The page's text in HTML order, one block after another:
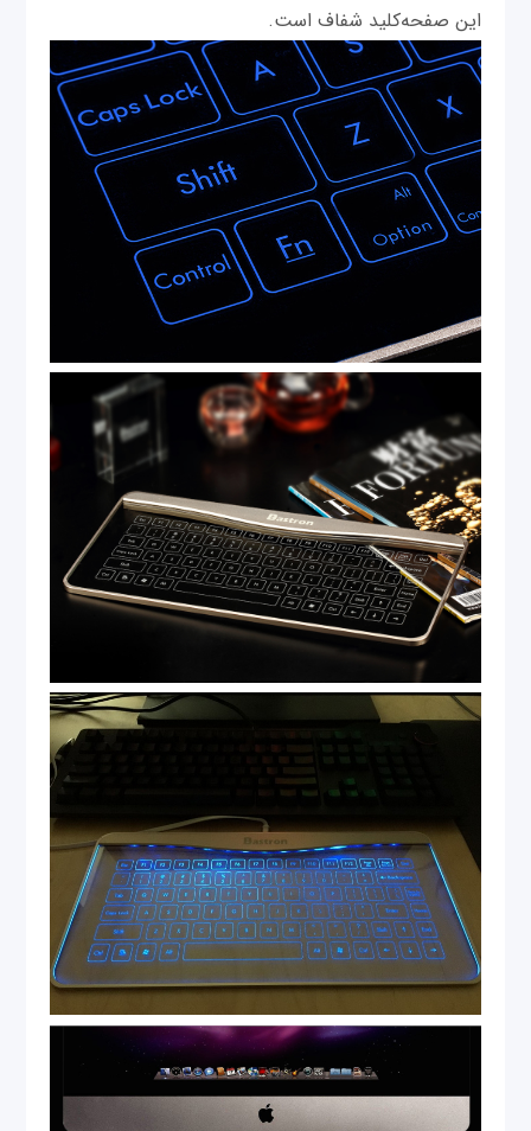
این صفحه‌کلید شفاف است.